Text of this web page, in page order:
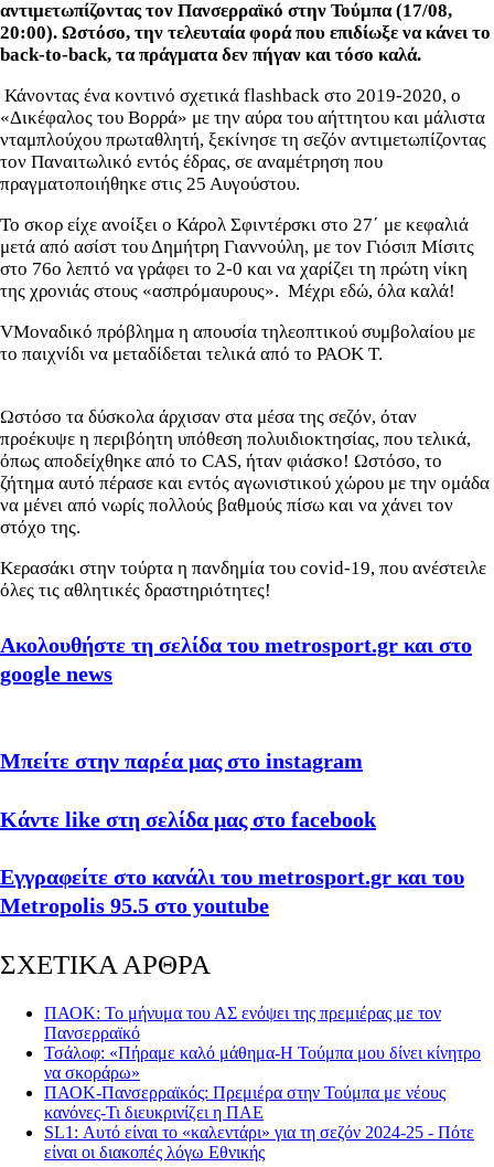
αντιμετωπίζοντας τον Πανσερραϊκό στην Τούμπα (17/08,
20:00). Ωστόσο, την τελευταία φορά που επιδίωξε να κάνει το
back-to-back, τα πράγματα δεν πήγαν και τόσο καλά.
Κάνοντας ένα κοντινό σχετικά flashback στο 2019-2020, ο
«Δικέφαλος του Βορρά» με την αύρα του αήττητου και μάλιστα
νταμπλούχου πρωταθλητή, ξεκίνησε τη σεζόν αντιμετωπίζοντας
τον Παναιτωλικό εντός έδρας, σε αναμέτρηση που
πραγματοποιήθηκε στις 25 Αυγούστου.
Το σκορ είχε ανοίξει ο Κάρολ Σφιντέρσκι στο 27΄ με κεφαλιά
μετά από ασίστ του Δημήτρη Γιαννούλη, με τον Γιόσιπ Μίσιτς
στο 76ο λεπτό να γράφει το 2-0 και να χαρίζει τη πρώτη νίκη
της χρονιάς στους «ασπρόμαυρους». Μέχρι εδώ, όλα καλά!
VΜοναδικό πρόβλημα η απουσία τηλεοπτικού συμβολαίου με
το παιχνίδι να μεταδίδεται τελικά από το PAOK T.
Ωστόσο τα δύσκολα άρχισαν στα μέσα της σεζόν, όταν
προέκυψε η περιβόητη υπόθεση πολυιδιοκτησίας, που τελικά,
όπως αποδείχθηκε από το CAS, ήταν φιάσκο! Ωστόσο, το
ζήτημα αυτό πέρασε και εντός αγωνιστικού χώρου με την ομάδα
να μένει από νωρίς πολλούς βαθμούς πίσω και να χάνει τον
στόχο της.
Κερασάκι στην τούρτα η πανδημία του covid-19, που ανέστειλε
όλες τις αθλητικές δραστηριότητες!
Ακολουθήστε τη σελίδα του metrosport.gr και στο
google news
Μπείτε στην παρέα μας στο instagram
Κάντε like στη σελίδα μας στο facebook
Εγγραφείτε στο κανάλι του metrosport.gr και του
Metropolis 95.5 στο youtube
ΣΧΕΤΙΚΑ ΑΡΘΡΑ
ΠΑΟΚ: Το μήνυμα του ΑΣ ενόψει της πρεμιέρας με τον
Πανσερραϊκό
Τσάλοφ: «Πήραμε καλό μάθημα-Η Τούμπα μου δίνει κίνητρο
να σκοράρω»
ΠΑΟΚ-Πανσερραϊκός: Πρεμιέρα στην Τούμπα με νέους
κανόνες-Τι διευκρινίζει η ΠΑΕ
SL1: Αυτό είναι το «καλεντάρι» για τη σεζόν 2024-25 - Πότε
είναι οι διακοπές λόγω Εθνικής